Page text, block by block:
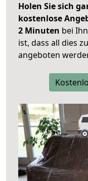
Holen Sie sich
kostenlose
2 Minuten bei
ist, dass all dies
angeboten